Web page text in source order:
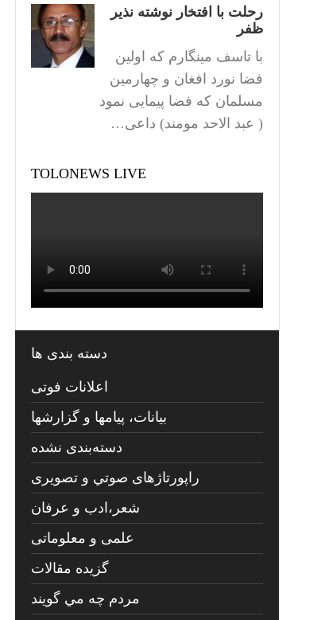
رحلت با افتخار نوشته نذیر
ظفر
با تاسف مینگارم که اولین
فضا نورد افغان و چهارمین
مسلمان که فضا پیمایی نمود
( عبد الاحد مومند) داعی…
TOLONEWS LIVE
دسته بندی ها
اعلانات فوتی
بیانات، پیامها و گزارشها
دسته‌بندی نشده
راپورتاژهای صوتي و تصويری
شعر،ادب و عرفان
علمی و معلوماتی
گزیده مقالات
مردم چه مي گويند